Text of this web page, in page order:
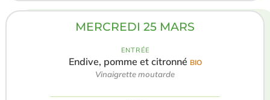
MERCREDI 25 MARS
ENTRÉE
Endive, pomme et citronné BIO
Vinaigrette moutarde